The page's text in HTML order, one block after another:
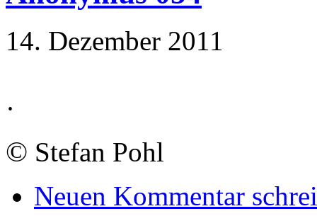
14. Dezember 2011
·
© Stefan Pohl
Neuen Kommentar